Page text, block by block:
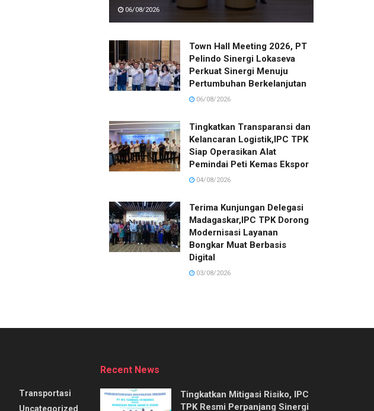
06/08/2026
Town Hall Meeting 2026, PT
Pelindo Sinergi Lokaseva
Perkuat Sinergi Menuju
Pertumbuhan Berkelanjutan
06/08/2026
Tingkatkan Transparansi dan
Kelancaran Logistik,IPC TPK
Siap Operasikan Alat
Pemindai Peti Kemas Ekspor
04/08/2026
Terima Kunjungan Delegasi
Madagaskar,IPC TPK Dorong
Modernisasi Layanan
Bongkar Muat Berbasis
Digital
03/08/2026
Transportasi
Uncategorized
Recent News
Tingkatkan Mitigasi Risiko, IPC
TPK Resmi Perpanjang Sinergi